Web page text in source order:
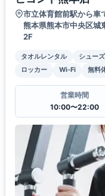
市立体育館前駅から車
熊本県熊本市中央区城
2F
タオルレンタル シュー
ロッカー
Wi-Fi 無料
営業時間
10:00〜22:00